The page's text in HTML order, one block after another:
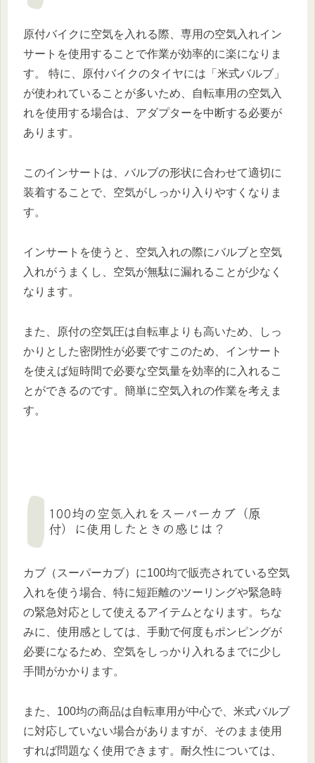
原付バイクに空気を入れる際、専用の空気入れイン
サートを使用することで作業が効率的に楽になりま
す。 特に、原付バイクのタイヤには「米式バルブ」
が使われていることが多いため、自転車用の空気入
れを使用する場合は、アダプターを中断する必要が
あります。
このインサートは、バルブの形状に合わせて適切に
装着することで、空気がしっかり入りやすくなりま
す。
インサートを使うと、空気入れの際にバルブと空気
入れがうまくし、空気が無駄に漏れることが少なく
なります。
また、原付の空気圧は自転車よりも高いため、しっ
かりとした密閉性が必要ですこのため、インサート
を使えば短時間で必要な空気量を効率的に入れるこ
とができるのです。簡単に空気入れの作業を考えま
す。
100均の空気入れをスーパーカブ（原
付）に使用したときの感じは？
カブ（スーパーカブ）に100均で販売されている空気
入れを使う場合、特に短距離のツーリングや緊急時
の緊急対応として使えるアイテムとなります。ちな
みに、使用感としては、手動で何度もポンピングが
必要になるため、空気をしっかり入れるまでに少し
手間がかかります。
また、100均の商品は自転車用が中心で、米式バルブ
に対応していない場合がありますが、そのまま使用
すれば問題なく使用できます。耐久性については、